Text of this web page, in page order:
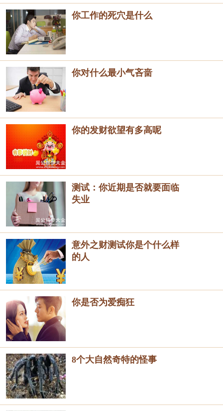
你工作的死穴是什么
你对什么最小气吝啬
你的发财欲望有多高呢
测试：你近期是否就要面临
失业
意外之财测试你是个什么样
的人
你是否为爱痴狂
8个大自然奇特的怪事